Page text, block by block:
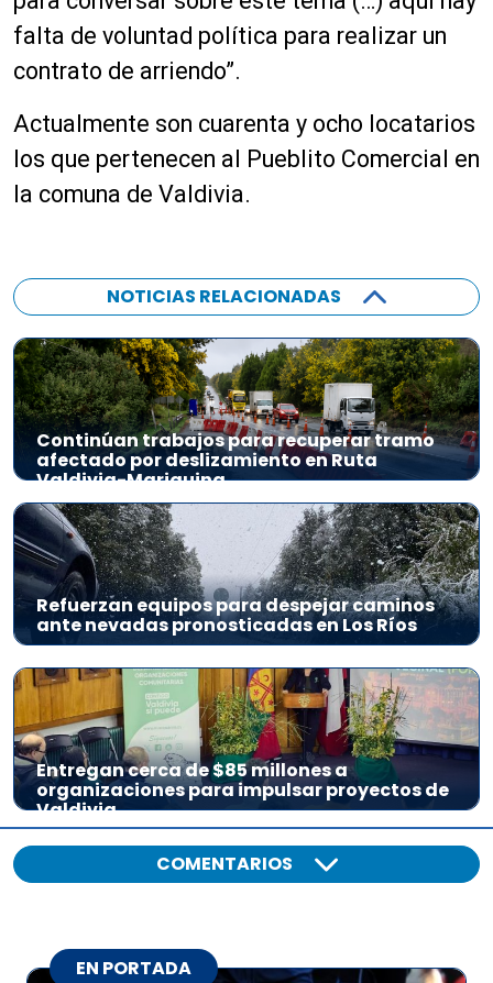
falta de voluntad política para realizar un
contrato de arriendo”.
Actualmente son cuarenta y ocho locatarios
los que pertenecen al Pueblito Comercial en
la comuna de Valdivia.
NOTICIAS RELACIONADAS
Continúan trabajos para recuperar tramo
afectado por deslizamiento en Ruta
Valdivia-Mariquina
Refuerzan equipos para despejar caminos
ante nevadas pronosticadas en Los Ríos
Entregan cerca de $85 millones a
organizaciones para impulsar proyectos de
Valdivia
COMENTARIOS
EN PORTADA